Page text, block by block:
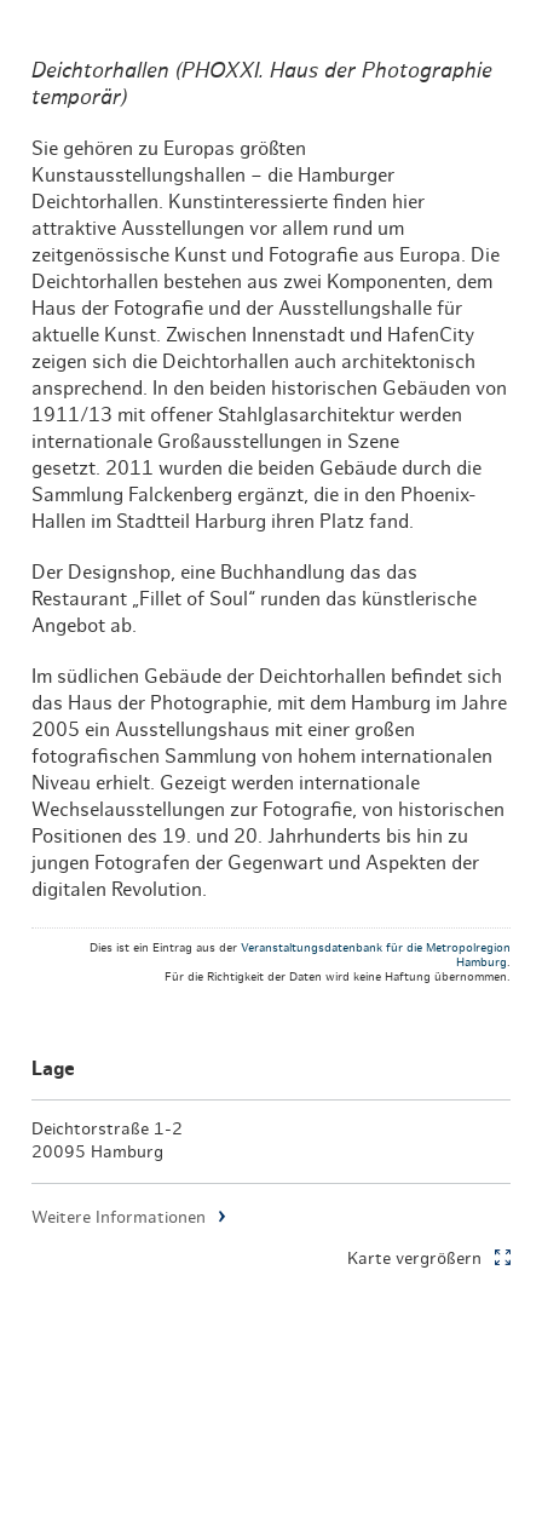
Deichtorhallen (PHOXXI. Haus der Photographie
temporär)
Sie gehören zu Europas größten
Kunstausstellungshallen – die Hamburger
Deichtorhallen. Kunstinteressierte finden hier
attraktive Ausstellungen vor allem rund um
zeitgenössische Kunst und Fotografie aus Europa. Die
Deichtorhallen bestehen aus zwei Komponenten, dem
Haus der Fotografie und der Ausstellungshalle für
aktuelle Kunst. Zwischen Innenstadt und HafenCity
zeigen sich die Deichtorhallen auch architektonisch
ansprechend. In den beiden historischen Gebäuden von
1911/13 mit offener Stahlglasarchitektur werden
internationale Großausstellungen in Szene
gesetzt. 2011 wurden die beiden Gebäude durch die
Sammlung Falckenberg ergänzt, die in den Phoenix-
Hallen im Stadtteil Harburg ihren Platz fand.
Der Designshop, eine Buchhandlung das das
Restaurant „Fillet of Soul“ runden das künstlerische
Angebot ab.
Im südlichen Gebäude der Deichtorhallen befindet sich
das Haus der Photographie, mit dem Hamburg im Jahre
2005 ein Ausstellungshaus mit einer großen
fotografischen Sammlung von hohem internationalen
Niveau erhielt. Gezeigt werden internationale
Wechselausstellungen zur Fotografie, von historischen
Positionen des 19. und 20. Jahrhunderts bis hin zu
jungen Fotografen der Gegenwart und Aspekten der
digitalen Revolution.
Dies ist ein Eintrag aus der Veranstaltungsdatenbank für die Metropolregion
Hamburg.
Für die Richtigkeit der Daten wird keine Haftung übernommen.
Lage
Deichtorstraße 1-2
20095 Hamburg
Weitere Informationen
Karte vergrößern